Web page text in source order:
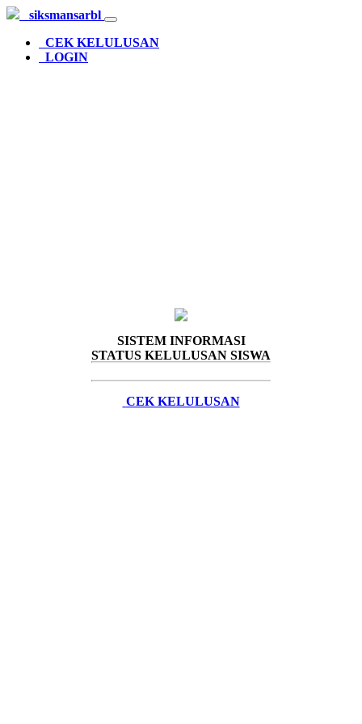
siksmansarbl
CEK KELULUSAN
LOGIN
SISTEM INFORMASI
STATUS KELULUSAN SISWA
CEK KELULUSAN